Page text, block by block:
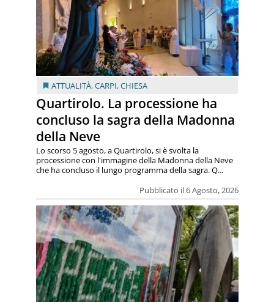
ATTUALITÀ,CARPI,CHIESA
Quartirolo. La processione ha
concluso la sagra della Madonna
della Neve
Pubblicato il 6 Agosto, 2026
Lo scorso 5 agosto, a Quartirolo, si è svolta la
processione con l'immagine della Madonna della Neve
che ha concluso il lungo programma della sagra. Q...